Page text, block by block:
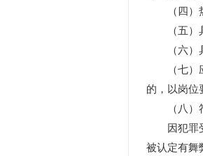
（四）热
（五）具
（六）具
（七）应
的，以岗位
（八）符
因犯罪受
被认定有舞